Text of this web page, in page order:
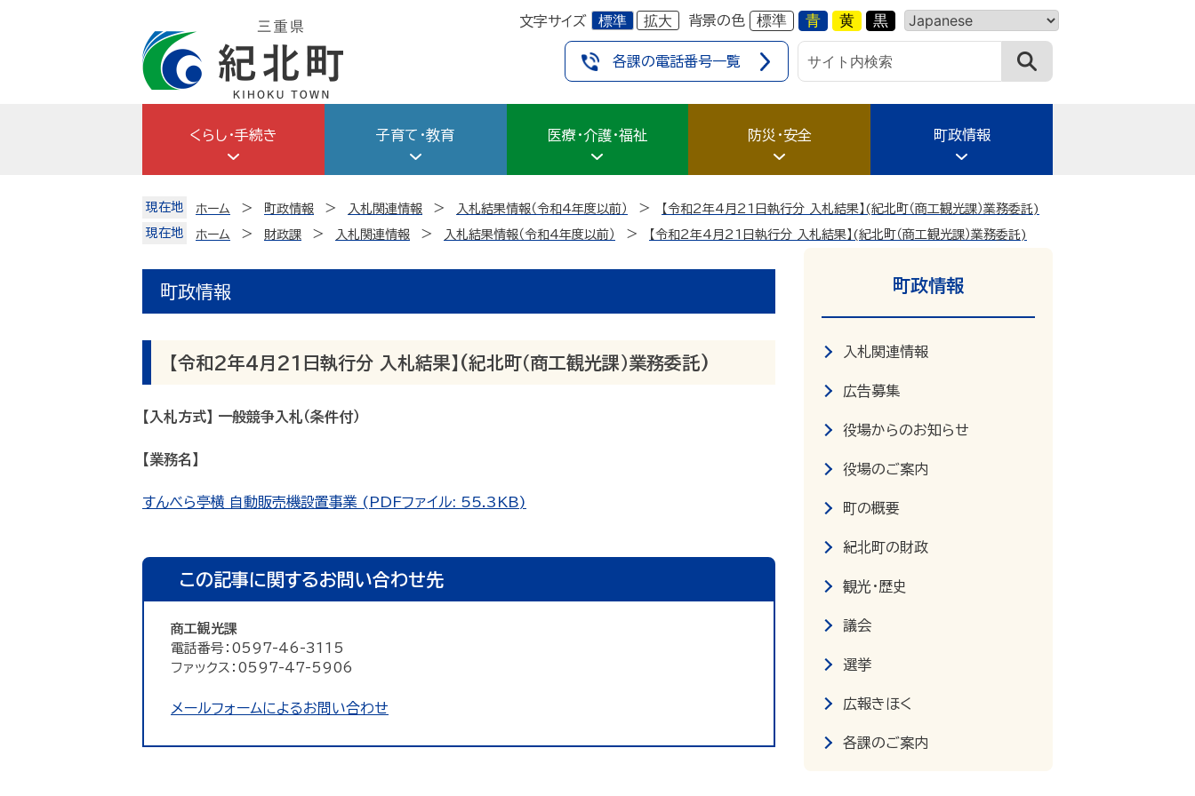
文字サイズ 標準 拡大 背景の色 標準 青 黄 黒
各課の電話番号一覧
くらし・手続き 子育て・教育 医療・介護・福祉 防災・安全 町政情報
現在地 ホーム 町政情報 入札関連情報 入札結果情報（令和4年度以前）
【令和2年4月21日執行分 入札結果】(紀北町（商工観光課）業務委託)
現在地
ホーム 財政課 入札関連情報 入札結果情報（令和4年度以前） 【令和2年4月21日執行分 入札結果】(紀北町（商工観光課）業務委託)
町政情報
【令和2年4月21日執行分 入札結果】(紀北町（商工観光課）業務委託)
【入札方式】 一般競争入札（条件付）
【業務名】
すんべら亭横 自動販売機設置事業 (PDFファイル: 55.3KB)
この記事に関するお問い合わせ先
商工観光課
電話番号：0597-46-3115
ファックス：0597-47-5906
メールフォームによるお問い合わせ
町政情報
入札関連情報
広告募集
役場からのお知らせ
役場のご案内
町の概要
紀北町の財政
観光・歴史
議会
選挙
広報きほく
各課のご案内